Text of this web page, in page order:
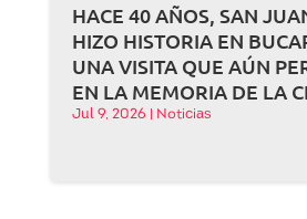
HACE 40 AÑOS, SAN
HIZO HISTORIA EN
UNA VISITA QUE AÚN
EN LA MEMORIA DE LA
Jul 9, 2026 Noticias